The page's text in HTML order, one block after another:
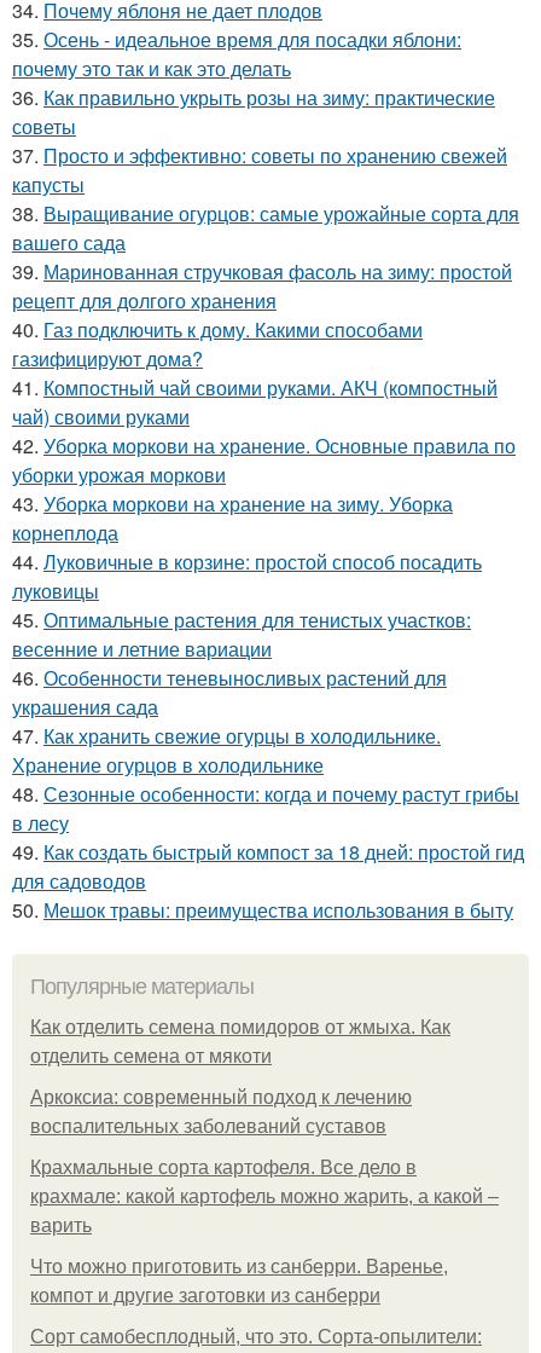
34. Почему яблоня не дает плодов
35. Осень - идеальное время для посадки яблони:
почему это так и как это делать
36. Как правильно укрыть розы на зиму: практические
советы
37. Просто и эффективно: советы по хранению свежей
капусты
38. Выращивание огурцов: самые урожайные сорта для
вашего сада
39. Маринованная стручковая фасоль на зиму: простой
рецепт для долгого хранения
40. Газ подключить к дому. Какими способами
газифицируют дома?
41. Компостный чай своими руками. АКЧ (компостный
чай) своими руками
42. Уборка моркови на хранение. Основные правила по
уборки урожая моркови
43. Уборка моркови на хранение на зиму. Уборка
корнеплода
44. Луковичные в корзине: простой способ посадить
луковицы
45. Оптимальные растения для тенистых участков:
весенние и летние вариации
46. Особенности теневыносливых растений для
украшения сада
47. Как хранить свежие огурцы в холодильнике.
Хранение огурцов в холодильнике
48. Сезонные особенности: когда и почему растут грибы
в лесу
49. Как создать быстрый компост за 18 дней: простой гид
для садоводов
50. Мешок травы: преимущества использования в быту
Популярные материалы
Как отделить семена помидоров от жмыха. Как
отделить семена от мякоти
Аркоксиа: современный подход к лечению
воспалительных заболеваний суставов
Крахмальные сорта картофеля. Все дело в
крахмале: какой картофель можно жарить, а какой –
варить
Что можно приготовить из санберри. Варенье,
компот и другие заготовки из санберри
Сорт самобесплодный, что это. Сорта-опылители: